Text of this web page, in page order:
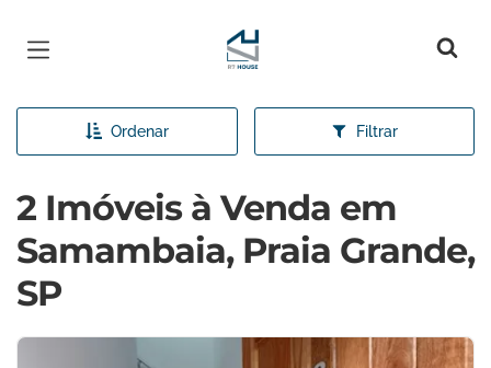
Página inicial
Ordenar Filtrar
2 Imóveis à Venda em
Samambaia, Praia Grande,
SP